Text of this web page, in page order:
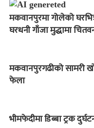
मकवानपुरमा गोलेको
घरधनी गाँजा मुद्धामा
मकवानपुरगढीको सामरी
फेला
भीमफेदीमा डिब्बा ट्रक